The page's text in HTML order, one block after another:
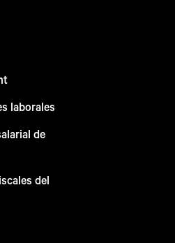
laborales
de
del